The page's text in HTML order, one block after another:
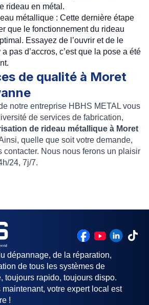
rideau en métal .
métallique : Cette dernière étape
que le fonctionnement du rideau
Essayez de l’ouvrir et de le
a pas d’accros, c’est que la pose a été
de qualité à Moret
notre entreprise HBHS METAL vous
de services de fabrication,
de rideau métallique à Moret
quelle que soit votre demande,
contacter. Nous nous ferons un plaisir
24, 7j/7.
dépannage, de la réparation,
de tous les systèmes de
toujours rapido, toujours dispo.
votre expert local est
!